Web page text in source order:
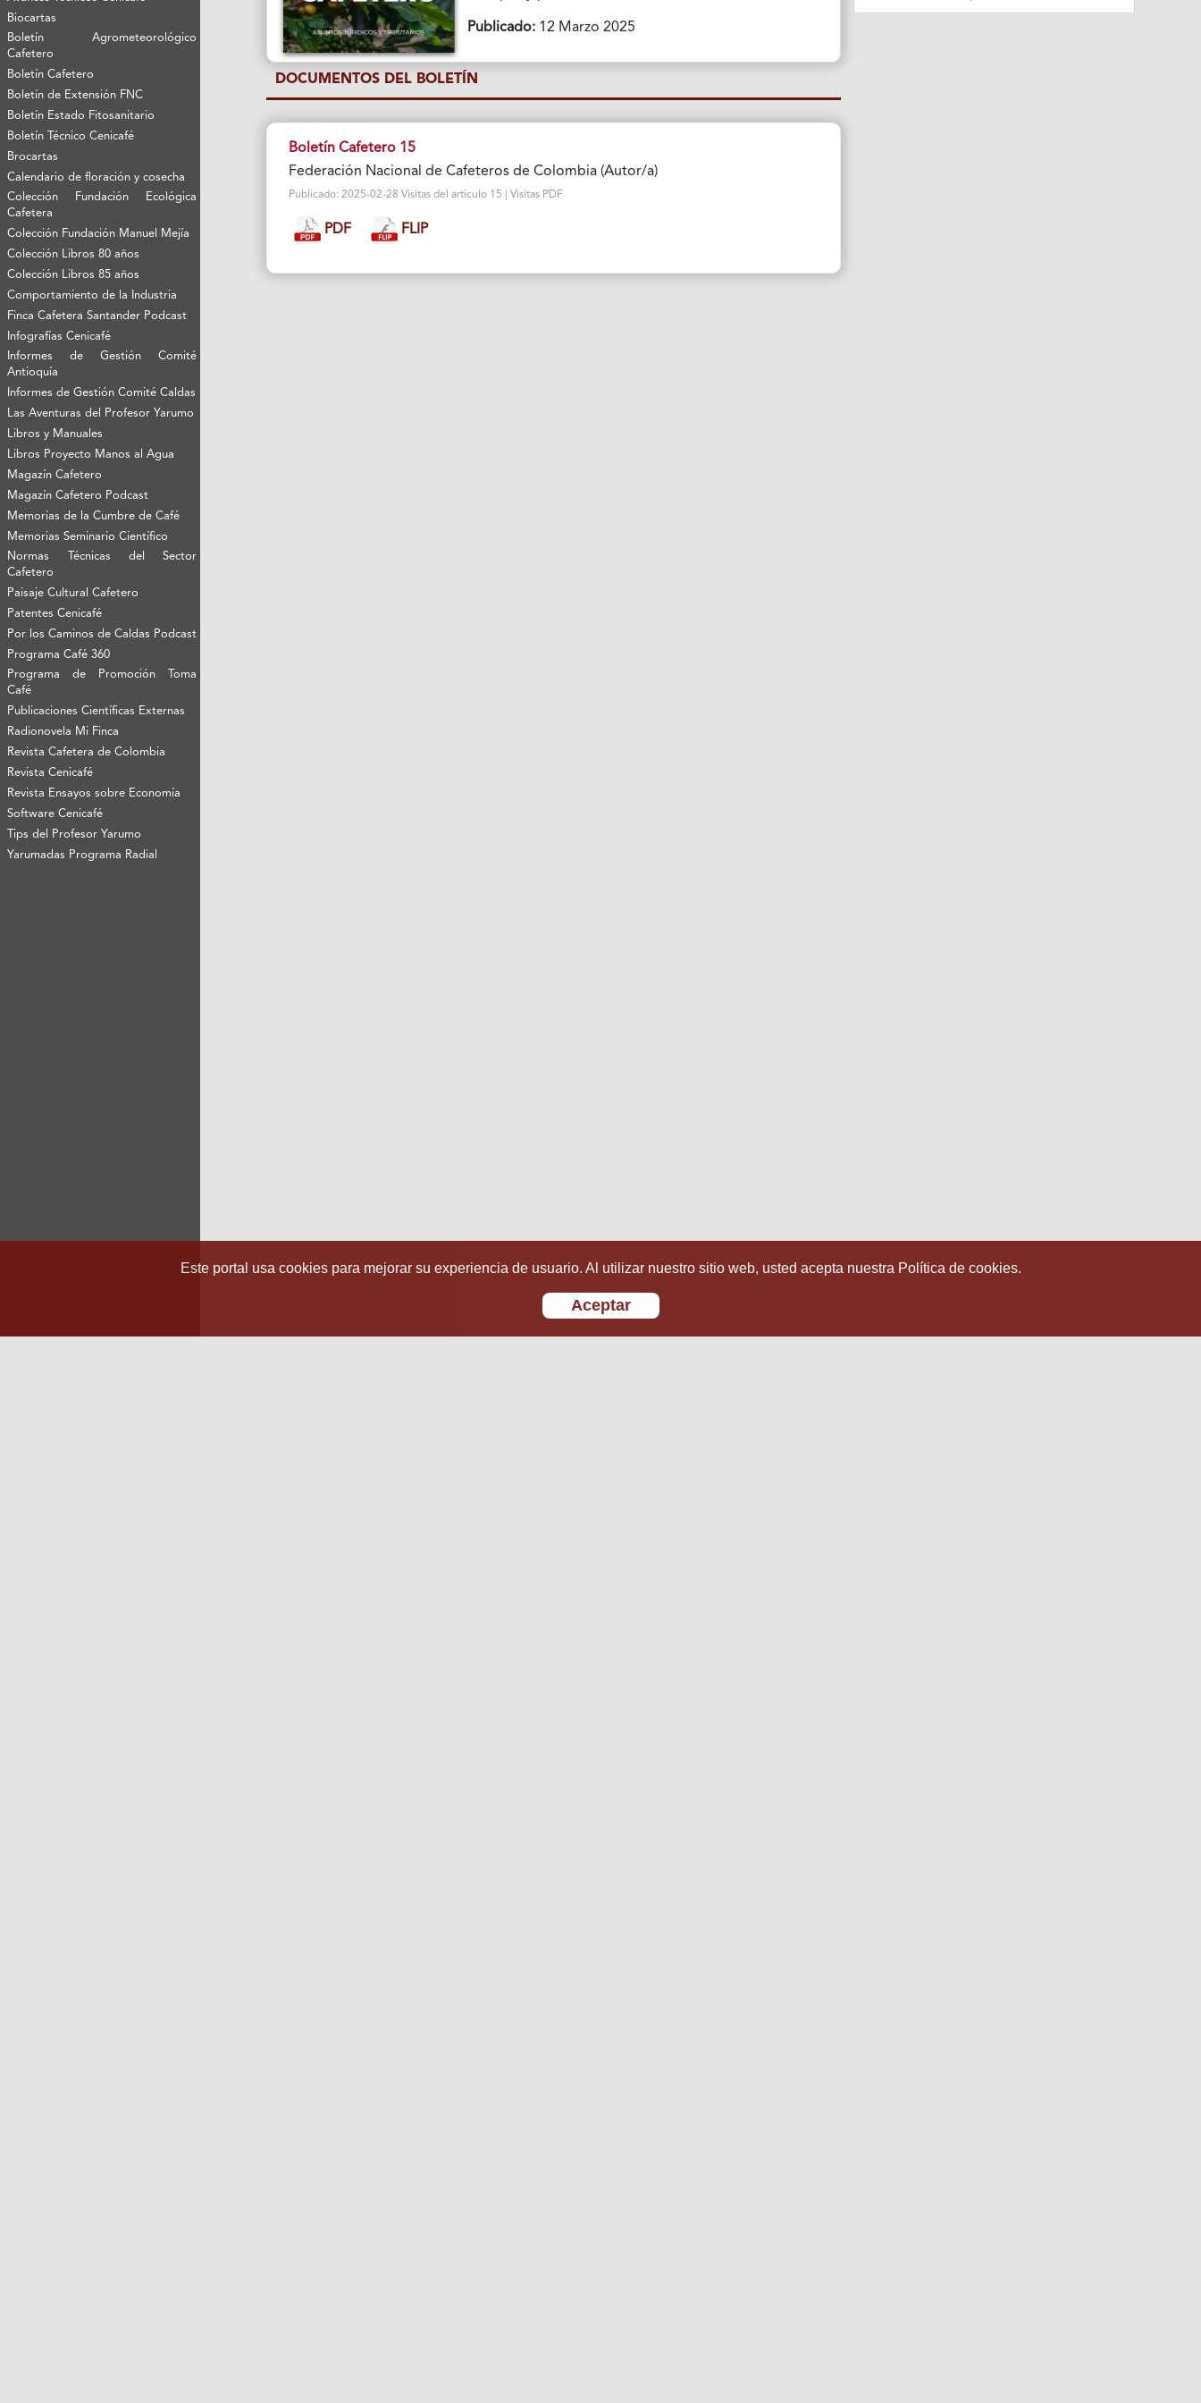
Biocartas
Boletín Agrometeorológico
Cafetero
Boletín Cafetero
Boletín de Extensión FNC
Boletín Estado Fitosanitario
Boletín Técnico Cenicafé
Brocartas
Calendario de floración y cosecha
Colección Fundación Ecológica
Cafetera
Colección Fundación Manuel Mejía
Colección Libros 80 años
Colección Libros 85 años
Comportamiento de la Industria
Finca Cafetera Santander Podcast
Infografías Cenicafé
Informes de Gestión Comité
Antioquía
Informes de Gestión Comité Caldas
Las Aventuras del Profesor Yarumo
Libros y Manuales
Libros Proyecto Manos al Agua
Magazín Cafetero
Magazín Cafetero Podcast
Memorias de la Cumbre de Café
Memorias Seminario Científico
Normas Técnicas del Sector
Cafetero
Paisaje Cultural Cafetero
Patentes Cenicafé
Por los Caminos de Caldas Podcast
Programa Café 360
Programa de Promoción Toma
Café
Publicaciones Científicas Externas
Radionovela Mi Finca
Revista Cafetera de Colombia
Revista Cenicafé
Revista Ensayos sobre Economía
Software Cenicafé
Tips del Profesor Yarumo
Yarumadas Programa Radial
Publicado: 12 Marzo 2025
DOCUMENTOS DEL BOLETÍN
Boletín Cafetero 15
Federación Nacional de Cafeteros de Colombia (Autor/a)
Publicado: 2025-02-28 Visitas del artículo 15 | Visitas PDF
PDF FLIP
Este portal usa cookies para mejorar su experiencia de usuario. Al utilizar nuestro sitio web, usted acepta nuestra Política de cookies.
Aceptar